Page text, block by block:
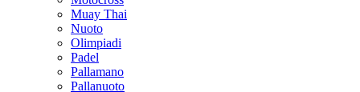
Muay Thai
Nuoto
Olimpiadi
Padel
Pallamano
Pallanuoto